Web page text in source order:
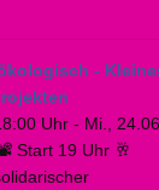
-
Uhr - Mi.,
Start 19 Uhr 🥂